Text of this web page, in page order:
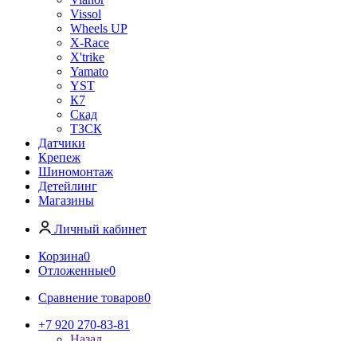
Vissol
Wheels UP
X-Race
X'trike
Yamato
YST
К7
Скад
ТЗСК
Датчики
Крепеж
Шиномонтаж
Детейлинг
Магазины
Личный кабинет
Корзина0
Отложенные0
Сравнение товаров0
+7 920 270-83-81